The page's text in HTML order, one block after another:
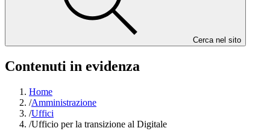
Cerca nel sito
Contenuti in evidenza
Home
/Amministrazione
/Uffici
/Ufficio per la transizione al Digitale